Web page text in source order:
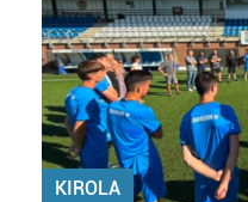
KIROLA